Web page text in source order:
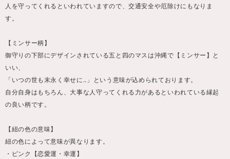
人を守ってくれるといわれていますので、交通安全や厄除けにもなりま
す。
【ミンサー柄】
御守りの下部にデザインされている五と四のマスは沖縄で【ミンサー】と
いい、
「いつの世も末永く幸せに..」という意味が込められております。
自分自身はもちろん、大事な人守ってくれる力があるといわれている縁起
の良い柄です。
【紐の色の意味】
紐の色によって意味が異なります。
・ピンク【恋愛運・幸運】